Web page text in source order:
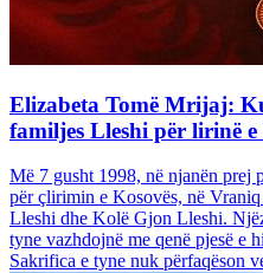
Elizabeta Tomë Mrijaj:
familjes Lleshi për lirinë e
Më 7 gusht 1998, në njanën prej
për çlirimin e Kosovës, në
Lleshi dhe Kolë Gjon Lleshi.
tyne vazhdojnë me qenë pjesë e
Sakrifica e tyne nuk përfaqëson